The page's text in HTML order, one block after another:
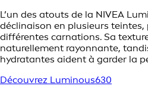
L’un des atouts de la NIVEA
déclinaison en plusieurs teintes,
différentes carnations. Sa
naturellement rayonnante,
hydratantes aident à garder la
Découvrez Luminous630